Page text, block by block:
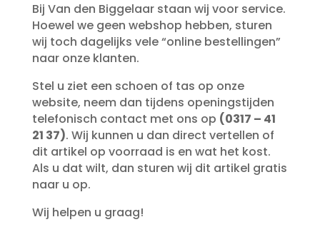
Bij Van den Biggelaar staan wij voor service.
Hoewel we geen webshop hebben, sturen
wij toch dagelijks vele “online bestellingen”
naar onze klanten.
Stel u ziet een schoen of tas op onze
website, neem dan tijdens openingstijden
telefonisch contact met ons op (0317 – 41
21 37). Wij kunnen u dan direct vertellen of
dit artikel op voorraad is en wat het kost.
Als u dat wilt, dan sturen wij dit artikel gratis
naar u op.
Wij helpen u graag!